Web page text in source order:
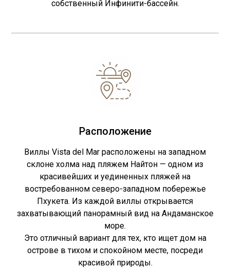
собственный Инфинити-бассейн.
Расположение
Виллы Vista del Mar расположены на западном
склоне холма над пляжем Найтон — одном из
красивейших и уединенных пляжей на
востребованном северо-западном побережье
Пхукета. Из каждой виллы открывается
захватывающий панорамный вид на Андаманское
море.
Это отличный вариант для тех, кто ищет дом на
острове в тихом и спокойном месте, посреди
красивой природы.